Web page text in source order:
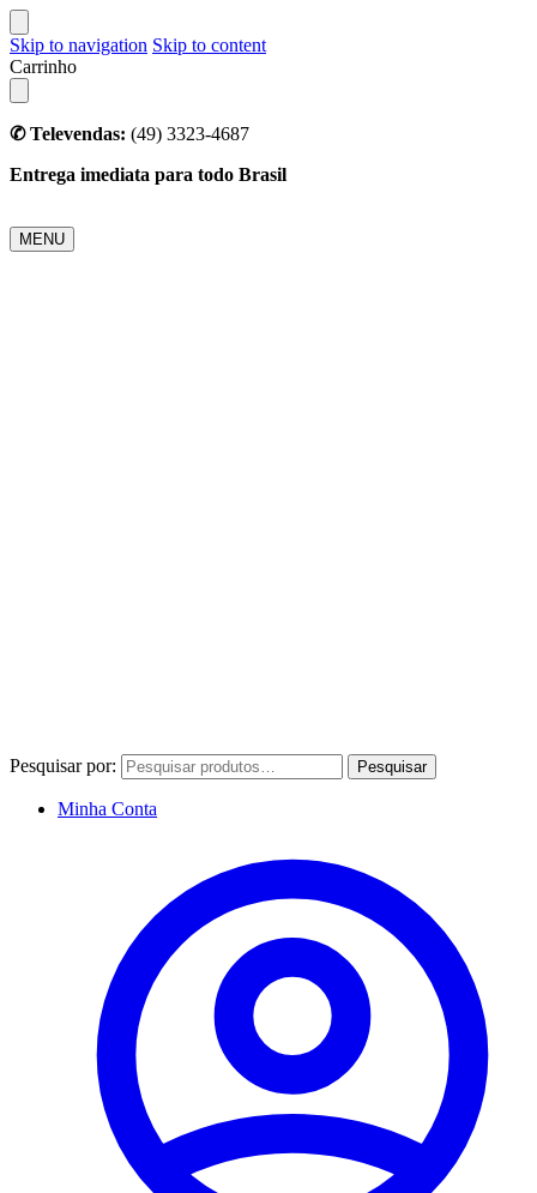
Skip to navigation Skip to content
Carrinho
✆ Televendas: (49) 3323-4687
Entrega imediata para todo Brasil
MENU
Pesquisar por: Pesquisar
Minha Conta